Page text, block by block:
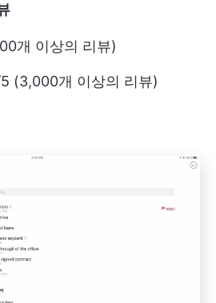
개 이상의 리뷰)
(3,000개 이상의 리뷰)